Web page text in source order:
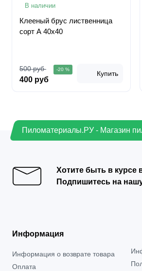
В наличии
Клееный брус лиственница
сорт А 40х40
500 руб -20 %
400 руб
Купить
Пиломатериалы.РУ - Магазин
Хотите быть в курсе
Подпишитесь на
Информация
Информация о возврате товара
Оплата